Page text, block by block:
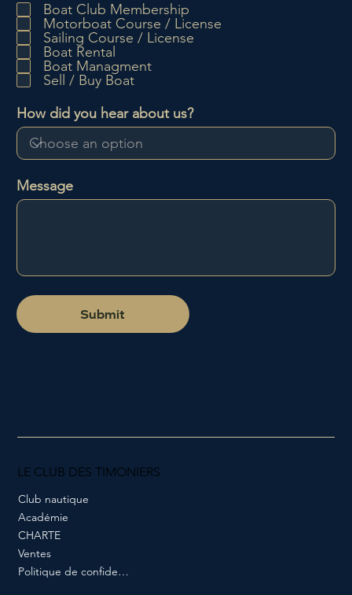
LE CLUB DES TIMONIERS
Club nautique
Académie
CHARTE
Ventes
Politique de confidentialité
Message
Submit
i
e
Boat Club Membership
Motorboat Course / License
Sailing Course / License
Boat Rental
Boat Managment
Sell / Buy Boat
How did you hear about us?